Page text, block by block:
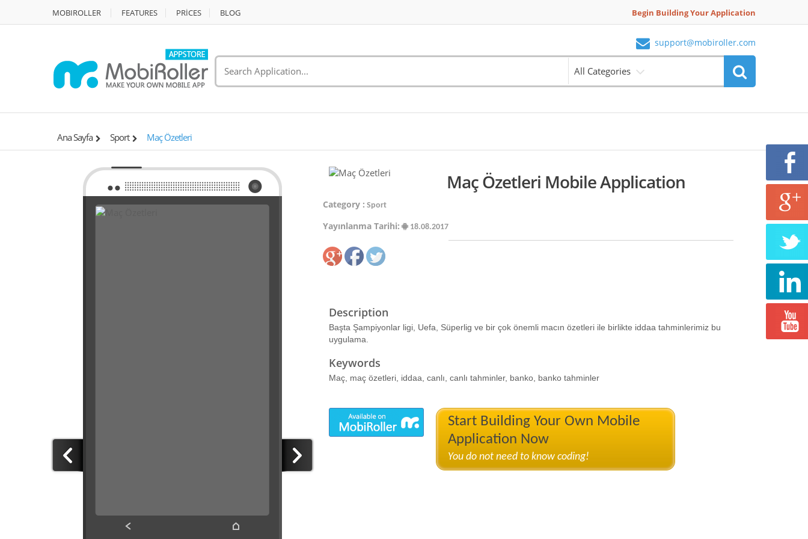
MOBIROLLER FEATURES PRİCES BLOG Begin Building Your Application
support@mobiroller.com
All Categories
Ana Sayfa Sport Maç Özetleri
Maç Özetleri Mobile Application
Category : Sport
Yayınlanma Tarihi: 18.08.2017
Description
Başta Şampiyonlar ligi, Uefa, Süperlig ve bir çok önemli macın özetleri ile birlikte iddaa tahminlerimiz bu
uygulama.
Keywords
Maç, maç özetleri, iddaa, canlı, canlı tahminler, banko, banko tahminler
Start Building Your Own Mobile
Application Now
You do not need to know coding!